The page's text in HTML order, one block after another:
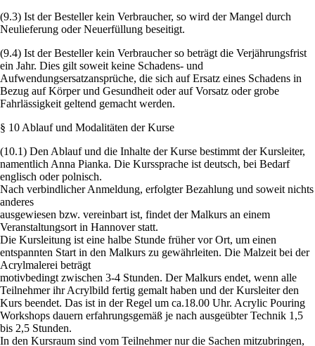
(9.3) Ist der Besteller kein Verbraucher, so wird der Mangel durch
Neulieferung oder Neuerfüllung beseitigt.
(9.4) Ist der Besteller kein Verbraucher so beträgt die Verjährungsfrist
ein Jahr. Dies gilt soweit keine Schadens- und
Aufwendungsersatzansprüche, die sich auf Ersatz eines Schadens in
Bezug auf Körper und Gesundheit oder auf Vorsatz oder grobe
Fahrlässigkeit geltend gemacht werden.
§ 10 Ablauf und Modalitäten der Kurse
(10.1) Den Ablauf und die Inhalte der Kurse bestimmt der Kursleiter,
namentlich Anna Pianka. Die Kurssprache ist deutsch, bei Bedarf
englisch oder polnisch.
Nach verbindlicher Anmeldung, erfolgter Bezahlung und soweit nichts
anderes
ausgewiesen bzw. vereinbart ist, findet der Malkurs an einem
Veranstaltungsort in Hannover statt.
Die Kursleitung ist eine halbe Stunde früher vor Ort, um einen
entspannten Start in den Malkurs zu gewährleiten. Die Malzeit bei der
Acrylmalerei beträgt
motivbedingt zwischen 3-4 Stunden. Der Malkurs endet, wenn alle
Teilnehmer ihr Acrylbild fertig gemalt haben und der Kursleiter den
Kurs beendet. Das ist in der Regel um ca.18.00 Uhr. Acrylic Pouring
Workshops dauern erfahrungsgemäß je nach ausgeübter Technik 1,5
bis 2,5 Stunden.
In den Kursraum sind vom Teilnehmer nur die Sachen mitzubringen,